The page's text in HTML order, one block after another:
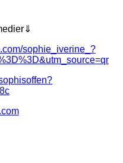
sophie_iverine_?